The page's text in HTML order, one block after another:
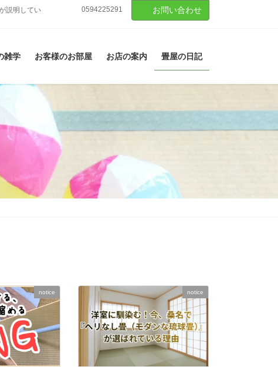
説明してい
0594225291 お問い合わせ
雑学 お客様のお部屋 お店の案内 畳屋の日記
notice notice